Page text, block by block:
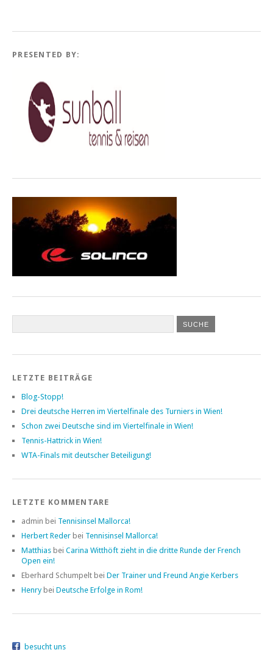
PRESENTED BY:
LETZTE BEITRÄGE
Blog-Stopp!
Drei deutsche Herren im Viertelfinale des Turniers in Wien!
Schon zwei Deutsche sind im Viertelfinale in Wien!
Tennis-Hattrick in Wien!
WTA-Finals mit deutscher Beteiligung!
LETZTE KOMMENTARE
admin bei Tennisinsel Mallorca!
Herbert Reder bei Tennisinsel Mallorca!
Matthias bei Carina Witthöft zieht in die dritte Runde der French
Open ein!
Eberhard Schumpelt bei Der Trainer und Freund Angie Kerbers
Henry bei Deutsche Erfolge in Rom!
besucht uns